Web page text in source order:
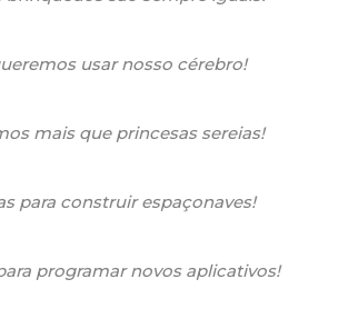
usar nosso cérebro!
mais que princesas sereias!
para construir espaçonaves!
programar novos aplicativos!